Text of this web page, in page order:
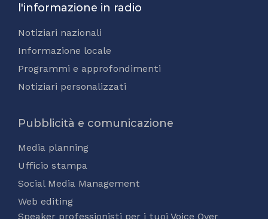
l'informazione in radio
Notiziari nazionali
Informazione locale
Programmi e approfondimenti
Notiziari personalizzati
Pubblicità e comunicazione
Media planning
Ufficio stampa
Social Media Management
Web editing
Speaker professionisti per i tuoi Voice Over